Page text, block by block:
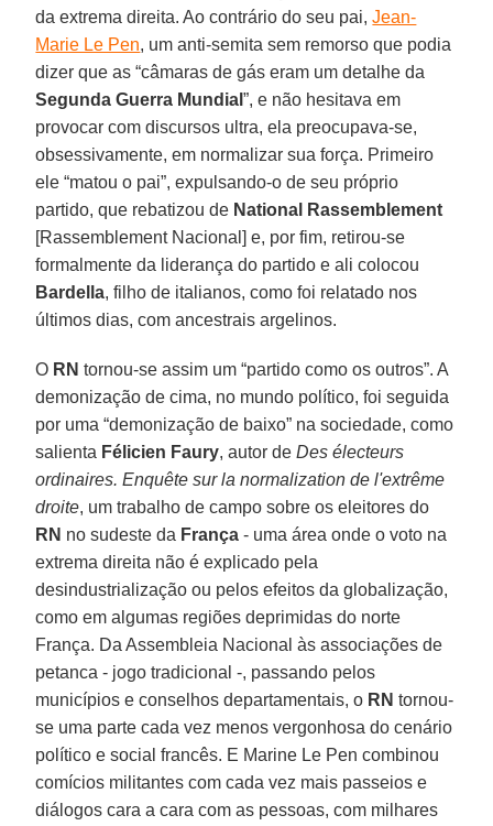
da extrema direita. Ao contrário do seu pai,Jean-
Marie Le Pen, um anti-semita sem remorso que podia
dizer que as “câmaras de gás eram um detalhe da
Segunda Guerra Mundial”, e não hesitava em
provocar com discursos ultra, ela preocupava-se,
obsessivamente, em normalizar sua força. Primeiro
ele “matou o pai”, expulsando-o de seu próprio
partido, que rebatizou de National Rassemblement
[Rassemblement Nacional] e, por fim, retirou-se
formalmente da liderança do partido e ali colocou
Bardella, filho de italianos, como foi relatado nos
últimos dias, com ancestrais argelinos.
O RN tornou-se assim um “partido como os outros”. A
demonização de cima, no mundo político, foi seguida
por uma “demonização de baixo” na sociedade, como
salienta Félicien Faury, autor deDes électeurs
ordinaires. Enquête sur la normalization de l'extrême
droite, um trabalho de campo sobre os eleitores do
RN no sudeste da França - uma área onde o voto na
extrema direita não é explicado pela
desindustrialização ou pelos efeitos da globalização,
como em algumas regiões deprimidas do norte
França. Da Assembleia Nacional às associações de
petanca - jogo tradicional -, passando pelos
municípios e conselhos departamentais, o RN tornou-
se uma parte cada vez menos vergonhosa do cenário
político e social francês. E Marine Le Pen combinou
comícios militantes com cada vez mais passeios e
diálogos cara a cara com as pessoas, com milhares